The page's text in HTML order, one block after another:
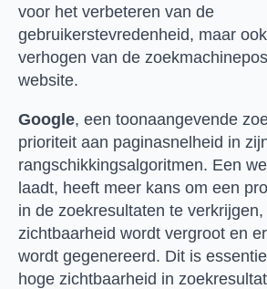
voor het verbeteren van de
gebruikerstevredenheid, maar
verhogen van de
website.
Google, een toonaangevende
prioriteit aan paginasnelheid in
rangschikkingsalgoritmen. Een
laadt, heeft meer kans om een
in de zoekresultaten te
zichtbaarheid wordt vergroot en
wordt gegenereerd. Dit is
hoge zichtbaarheid in